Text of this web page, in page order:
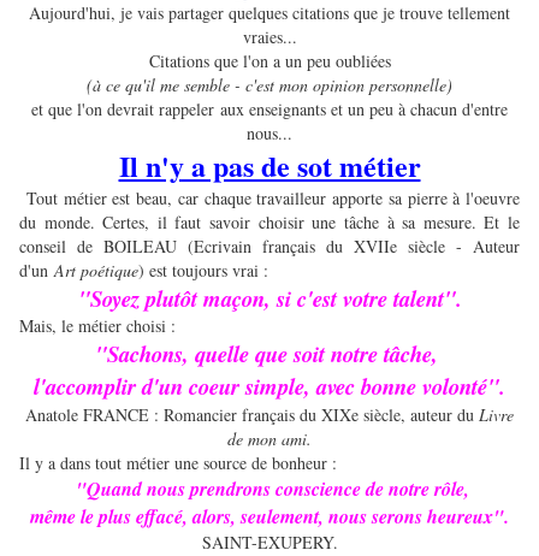
Aujourd'hui, je vais partager quelques citations que je trouve tellement
vraies...
Citations que l'on a un peu oubliées
(à ce qu'il me semble - c'est mon opinion personnelle)
et que l'on devrait rappeler aux enseignants et un peu à chacun d'entre
nous...
Il n'y a pas de sot métier
Tout métier est beau, car chaque travailleur apporte sa pierre à l'oeuvre
du monde. Certes, il faut savoir choisir une tâche à sa mesure. Et le
conseil de BOILEAU (Ecrivain français du XVIIe siècle - Auteur
d'unArt poétique) est toujours vrai :
"Soyez plutôt maçon, si c'est votre talent".
Mais, le métier choisi :
"Sachons, quelle que soit notre tâche,
l'accomplir d'un coeur simple, avec bonne volonté".
Anatole FRANCE : Romancier français du XIXe siècle, auteur du Livre
de mon ami.
Il y a dans tout métier une source de bonheur :
"Quand nous prendrons conscience de notre rôle,
même le plus effacé, alors, seulement, nous serons heureux".
SAINT-EXUPERY.